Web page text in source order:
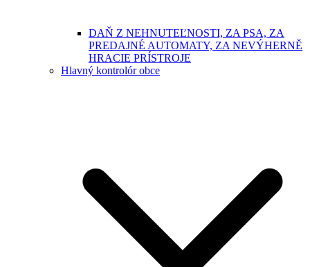
DAŇ Z NEHNUTEĽNOSTI, ZA PSA, ZA
PREDAJNÉ AUTOMATY, ZA NEVÝHERNĚ
HRACIE PRÍSTROJE
Hlavný kontrolór obce